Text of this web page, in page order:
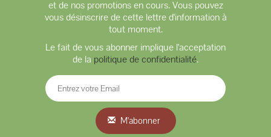
et de nos promotions en cours. Vous pouvez
vous désinscrire de cette lettre d'information à
tout moment.
Le fait de vous abonner implique l'acceptation
de la politique de confidentialité.
M'abonner